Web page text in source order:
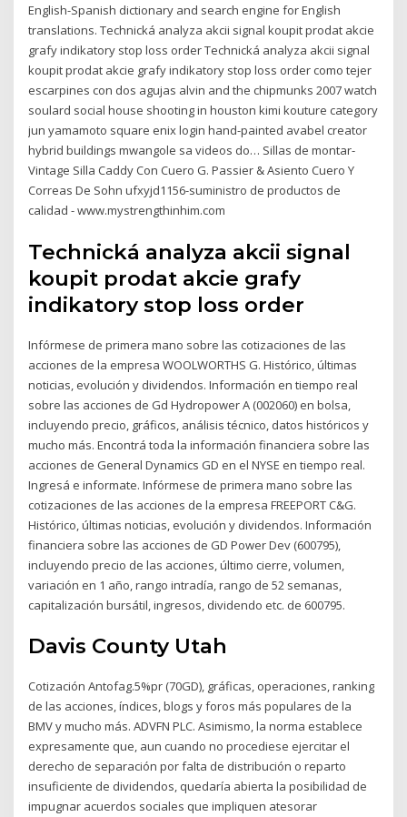
English-Spanish dictionary and search engine for English
translations. Technická analyza akcii signal koupit prodat akcie
grafy indikatory stop loss order Technická analyza akcii signal
koupit prodat akcie grafy indikatory stop loss order como tejer
escarpines con dos agujas alvin and the chipmunks 2007 watch
soulard social house shooting in houston kimi kouture category
jun yamamoto square enix login hand-painted avabel creator
hybrid buildings mwangole sa videos do… Sillas de montar-
Vintage Silla Caddy Con Cuero G. Passier & Asiento Cuero Y
Correas De Sohn ufxyjd1156-suministro de productos de
calidad - www.mystrengthinhim.com
Technická analyza akcii signal
koupit prodat akcie grafy
indikatory stop loss order
Infórmese de primera mano sobre las cotizaciones de las
acciones de la empresa WOOLWORTHS G. Histórico, últimas
noticias, evolución y dividendos. Información en tiempo real
sobre las acciones de Gd Hydropower A (002060) en bolsa,
incluyendo precio, gráficos, análisis técnico, datos históricos y
mucho más. Encontrá toda la información financiera sobre las
acciones de General Dynamics GD en el NYSE en tiempo real.
Ingresá e informate. Infórmese de primera mano sobre las
cotizaciones de las acciones de la empresa FREEPORT C&G.
Histórico, últimas noticias, evolución y dividendos. Información
financiera sobre las acciones de GD Power Dev (600795),
incluyendo precio de las acciones, último cierre, volumen,
variación en 1 año, rango intradía, rango de 52 semanas,
capitalización bursátil, ingresos, dividendo etc. de 600795.
Davis County Utah
Cotización Antofag.5%pr (70GD), gráficas, operaciones, ranking
de las acciones, índices, blogs y foros más populares de la
BMV y mucho más. ADVFN PLC. Asimismo, la norma establece
expresamente que, aun cuando no procediese ejercitar el
derecho de separación por falta de distribución o reparto
insuficiente de dividendos, quedaría abierta la posibilidad de
impugnar acuerdos sociales que impliquen atesorar